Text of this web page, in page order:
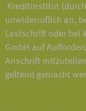
Kreditinstitut
unwiderruflich an,
Lastschrift oder bei
GmbH auf
Anschrift
geltend gemacht